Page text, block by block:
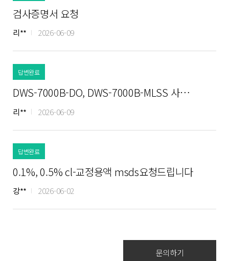
검사증명서 요청
리** 2026-06-09
답변완료
DWS-7000B-DO, DWS-7000B-MLSS 사…
리** 2026-06-09
답변완료
0.1%, 0.5% cl-교정용액 msds요청드립니다
강** 2026-06-02
문의하기